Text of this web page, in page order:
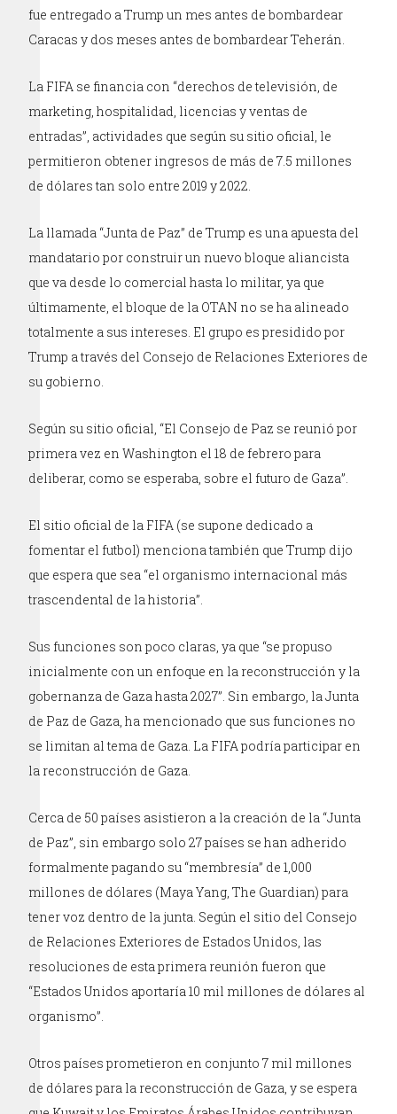
fue entregado a Trump un mes antes de bombardear
Caracas y dos meses antes de bombardear Teherán.
La FIFA se financia con “derechos de televisión, de
marketing, hospitalidad, licencias y ventas de
entradas”, actividades que según su sitio oficial, le
permitieron obtener ingresos de más de 7.5 millones
de dólares tan solo entre 2019 y 2022.
La llamada “Junta de Paz” de Trump es una apuesta del
mandatario por construir un nuevo bloque aliancista
que va desde lo comercial hasta lo militar, ya que
últimamente, el bloque de la OTAN no se ha alineado
totalmente a sus intereses. El grupo es presidido por
Trump a través del Consejo de Relaciones Exteriores de
su gobierno.
Según su sitio oficial, “El Consejo de Paz se reunió por
primera vez en Washington el 18 de febrero para
deliberar, como se esperaba, sobre el futuro de Gaza”.
El sitio oficial de la FIFA (se supone dedicado a
fomentar el futbol) menciona también que Trump dijo
que espera que sea “el organismo internacional más
trascendental de la historia”.
Sus funciones son poco claras, ya que “se propuso
inicialmente con un enfoque en la reconstrucción y la
gobernanza de Gaza hasta 2027”. Sin embargo, la Junta
de Paz de Gaza, ha mencionado que sus funciones no
se limitan al tema de Gaza. La FIFA podría participar en
la reconstrucción de Gaza.
Cerca de 50 países asistieron a la creación de la “Junta
de Paz”, sin embargo solo 27 países se han adherido
formalmente pagando su “membresía” de 1,000
millones de dólares (Maya Yang, The Guardian) para
tener voz dentro de la junta. Según el sitio del Consejo
de Relaciones Exteriores de Estados Unidos, las
resoluciones de esta primera reunión fueron que
“Estados Unidos aportaría 10 mil millones de dólares al
organismo”.
Otros países prometieron en conjunto 7 mil millones
de dólares para la reconstrucción de Gaza, y se espera